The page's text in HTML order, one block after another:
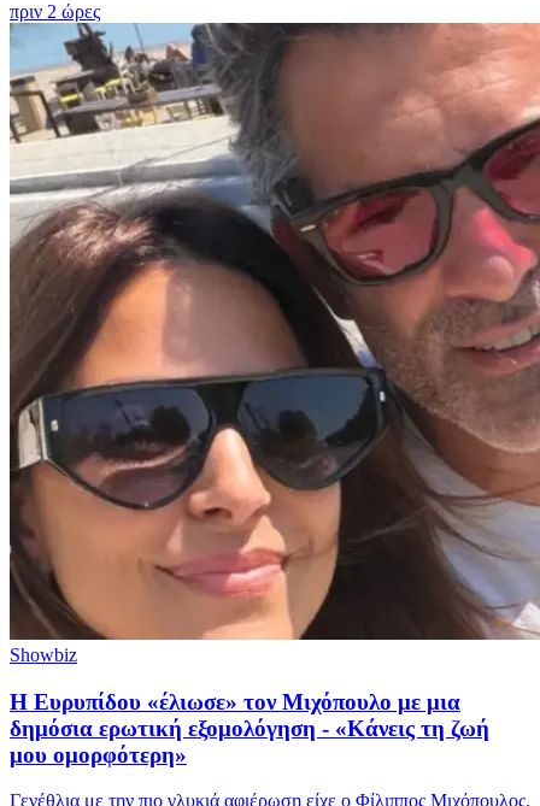
πριν 2 ώρες
Showbiz
Η Ευρυπίδου «έλιωσε» τον Μιχόπουλο με μια
δημόσια ερωτική εξομολόγηση - «Κάνεις τη ζωή
μου ομορφότερη»
Γενέθλια με την πιο γλυκιά αφιέρωση είχε ο Φίλιππος Μιχόπουλος.